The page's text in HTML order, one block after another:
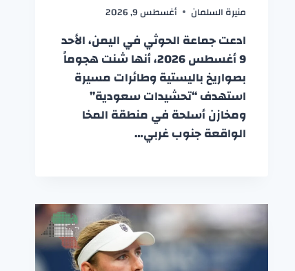
منيرة السلمان أغسطس 9, 2026
ادعت جماعة الحوثي في اليمن، الأحد
9 أغسطس 2026، أنها شنت هجوماً
بصواريخ باليستية وطائرات مسيرة
استهدف “تحشيدات سعودية”
ومخازن أسلحة في منطقة المخا
الواقعة جنوب غربي…